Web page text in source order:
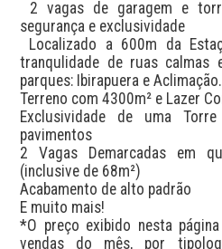
segurança e exclusividade
tranqulidade de ruas calmas
parques: Ibirapuera e Aclimação.
Terreno com 4300m² e Lazer
Exclusividade de uma
pavimentos
2 Vagas Demarcadas em
(inclusive de 68m²)
Acabamento de alto padrão
E muito mais!
*O preço exibido nesta
vendas do mês, por